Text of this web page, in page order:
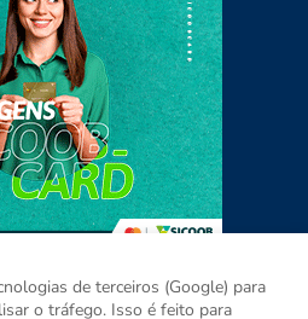
de terceiros (Google) para
o tráfego. Isso é feito para